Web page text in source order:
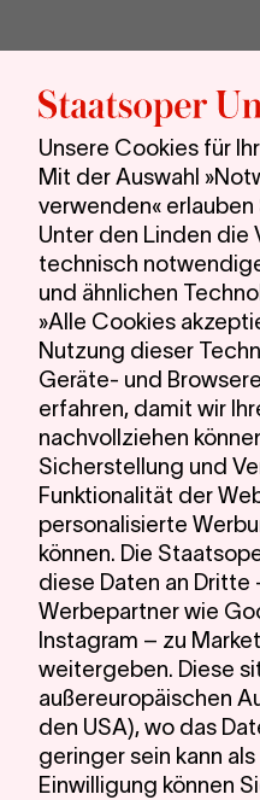
Unsere Cookies für
Mit der Auswahl
verwenden«
Unter den Linden die
technisch
und ähnlichen
»Alle Cookies
Nutzung dieser
Geräte- und
erfahren, damit wir
nachvollziehen
Sicherstellung und
Funktionalität der
personalisierte
können. Die
diese Daten an
Werbepartner wie
Instagram – zu
weitergeben. Diese
außereuropäischen
den USA), wo das
geringer sein kann
Einwilligung können